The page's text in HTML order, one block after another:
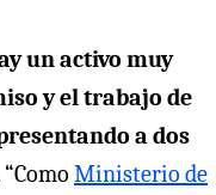
un activo muy
y el trabajo de
a dos
Ministerio de